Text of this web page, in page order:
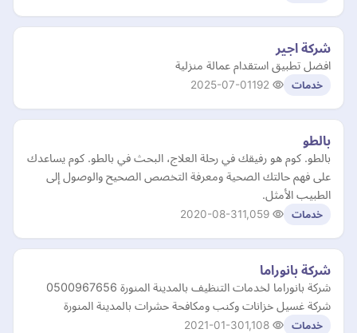
شركة اجير
افضل تطبيق استقدام عمالة منزلية
خدمات 2025-07-01
بالطو
بالطو. كوم هو رفيقك في رحلة العلاج، البحث في بالطو. كوم يساعدك
على فهم حالتك الصحية ومعرفة التخصص الصحيح والوصول إلى
الطبيب الأمثل.
خدمات 2020-08-31
شركة بانوراما
شركة بانوراما لخدمات التنظيف بالمدينة المنورة 0500967656
شركة غسيل خزانات وكنب ومكافحة حشرات بالمدينة المنورة
خدمات 2021-01-30